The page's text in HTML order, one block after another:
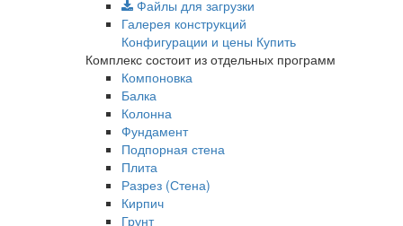
Файлы для загрузки
Галерея конструкций
Конфигурации и цены Купить
Комплекс состоит из отдельных программ
Компоновка
Балка
Колонна
Фундамент
Подпорная стена
Плита
Разрез (Стена)
Кирпич
Грунт